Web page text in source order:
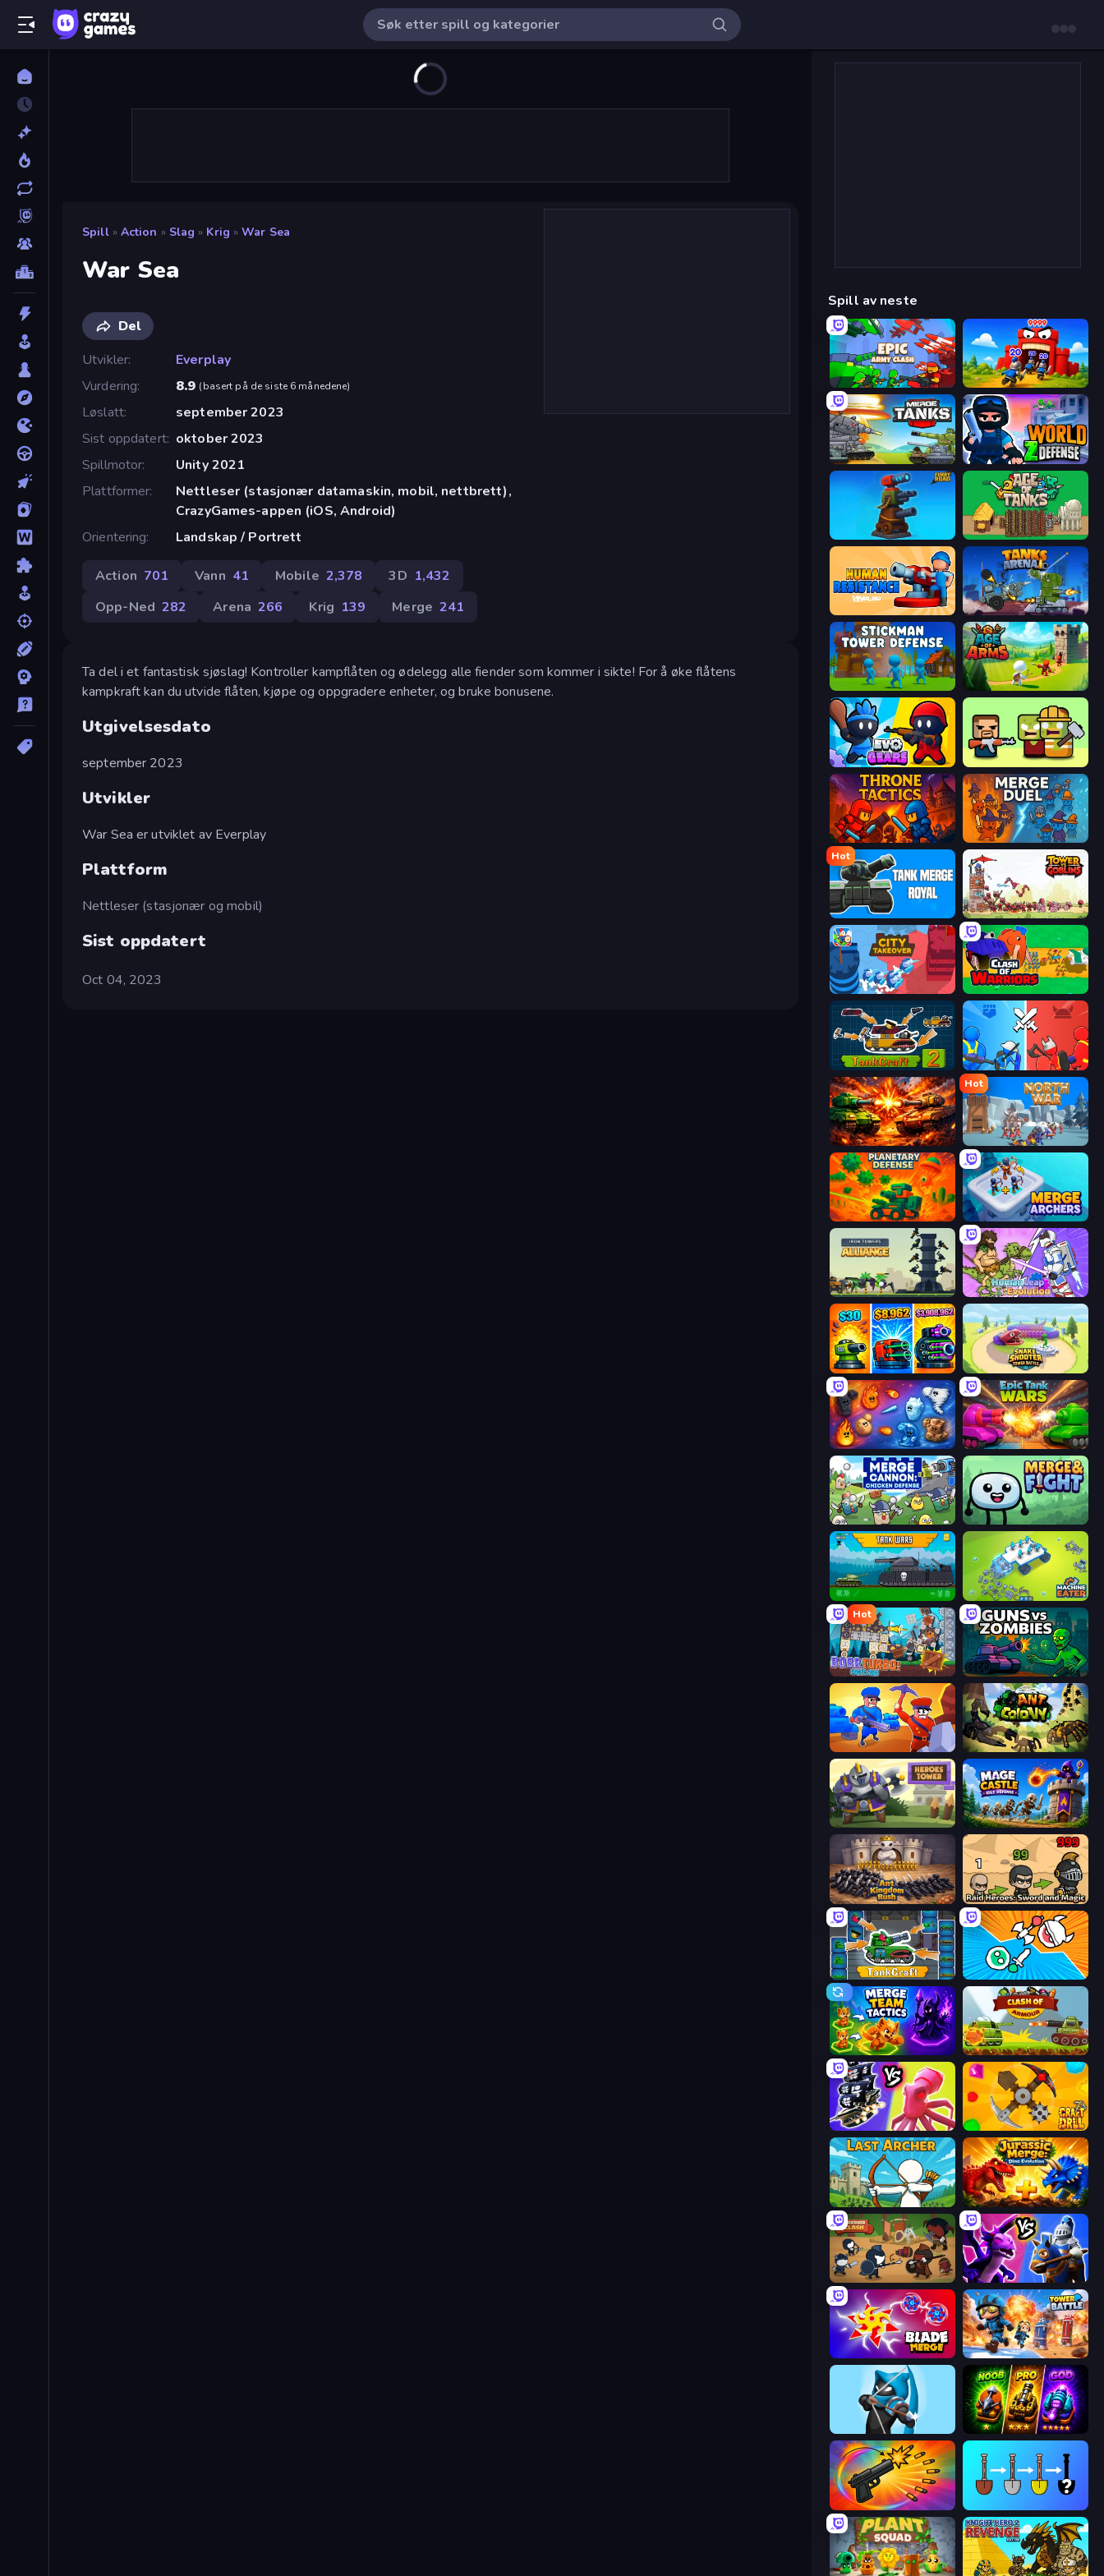
Spill » Action » Slag » Krig » War Sea
War Sea
Del
Utvikler
Everplay
Vurdering
8.9 (basert på de siste 6 månedene)
Løslatt
september 2023
Sist oppdatert oktober 2023
Spillmotor
Unity 2021
Plattformer
Nettleser (stasjonær datamaskin, mobil, nettbrett),
CrazyGames-appen (iOS, Android)
Orientering
Landskap / Portrett
Action 701 Vann 41 Mobile 2,378 3D 1,432
Opp-Ned 282 Arena 266 Krig 139 Merge 241
Ta del i et fantastisk sjøslag! Kontroller kampflåten og ødelegg alle fiender som kommer i sikte! For å øke flåtens
kampkraft kan du utvide flåten, kjøpe og oppgradere enheter, og bruke bonusene.
Utgivelsesdato
september 2023
Utvikler
War Sea er utviklet av Everplay
Plattform
Nettleser (stasjonær og mobil)
Sist oppdatert
Oct 04, 2023
Spill av neste
Epic Army Clash TimeWarriors
Merge Master Tanks: Tank Wars World Z Defense - Zombie Defense
Furry Road Age of Tanks Warriors: TD War
Human Resistance Tanks Arena io: Craft & Combat
Age Of Arms
Evo Gears Zombie Horde: Build & Survive
Throne Tactics MergeDuel.io
Hot
Tank Merge Royal Tower vs Goblins
City Takeover Clash of Warriors
TankCraft 2 State Wars: Conquer Them All
War Machine Clash
Hot
North War
Planetary Defense Merge Archers
Iron Towers Alliance Human Leap: Evolution
Pumpkin Defense: Merge Cannon Snake Shooter: Tower Battle
Elemental Merge Tanks Merge
Merge Cannon: Chicken Defense Merge & Fight
Tanks 2D: Tank Wars Machine Eater
Hot
Bobr Turbo: Craft Cars Guns vs Zombies
Craft and Battle Ant Colony: New War
Heroes Tower Mage Castle Idle Defense
Ant Kingdom Rush Raid Heroes: Sword and Magic
TankCraft Merge Knights!
Merge Team Tactics Clash of Armor
Merge Pirates Caribbean Battle Craft Drill
Last Archer Jurassic Merge: Dino Evolution
Warrior Clash Merge! Dragons vs Knights
Blade Merge Tower Battle
Merge Survival
Chair Force Buzz